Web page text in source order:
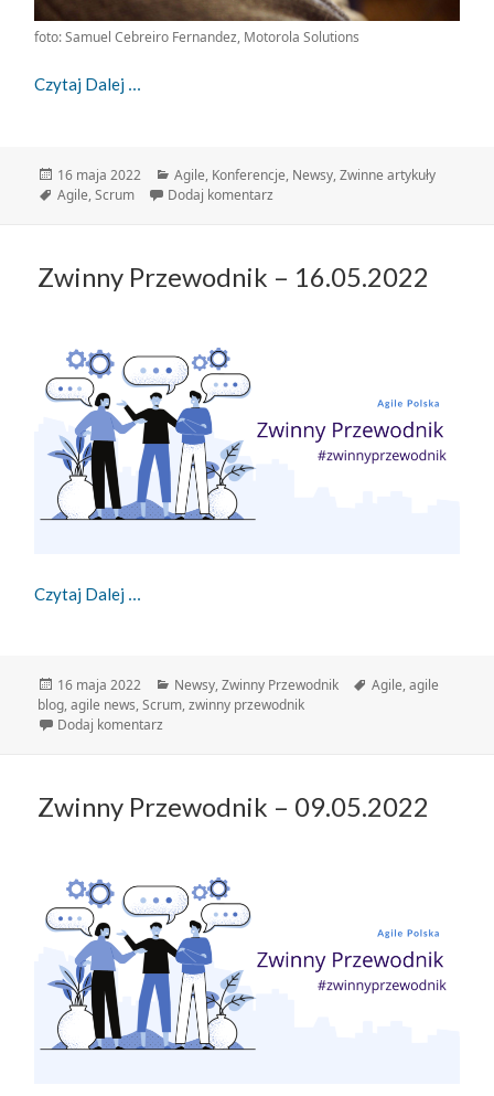
foto: Samuel Cebreiro Fernandez, Motorola Solutions
Czytaj Dalej
Data
publikacji
16 maja 2022 Kategorie
Agile, Konferencje, Newsy,Zwinne artykuły
Tagi
Agile,Scrum Dodaj komentarz
Zwinny Przewodnik – 16.05.2022
Czytaj Dalej
Data
publikacji
16 maja 2022 Kategorie
Newsy,Zwinny Przewodnik Tagi
Agile,agile
blog,agile news,Scrum,zwinny przewodnik
Dodaj komentarz
Zwinny Przewodnik – 09.05.2022